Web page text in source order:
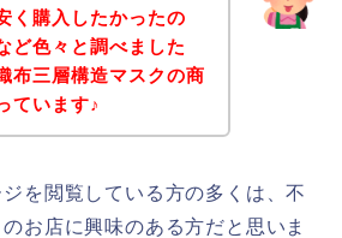
く購入したかったの
ど色々と調べました
布三層構造マスクの商
ています♪
を閲覧している方の多くは、不
お店に興味のある方だと思いま